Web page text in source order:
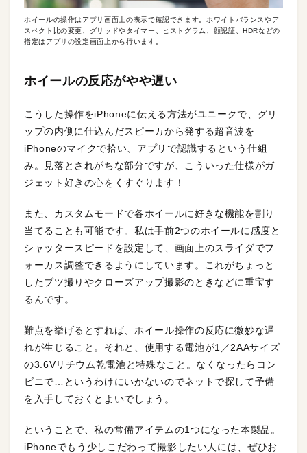
ホイールの操作はアプリ画面上の表示で確認できます。ホワイトバランスやア
スペクト比の変更、グリッドやタイマー、ヒストグラム、顔認証、HDRなどの
指定はアプリの設定画面上から行います。
ホイールの反応がやや遅い
こうした操作をiPhoneに伝える方法がユニークで、グリ
ップの内側に仕込んだスピーカから発する超音波を
iPhoneのマイクで拾い、アプリで認識するという仕組
み。見落とされがちな部分ですが、こういった仕様がガ
ジェット好きの心をくすぐります！
また、カスタムモードで各ホイールに好きな機能を割り
当てることも可能です。私は手前2つのホイールに感度と
シャッタースピードを設定して、画面上のスライダでフ
ォーカス調整できるようにしています。これがちょっと
したブツ撮りやクローズアップ撮影のときなどに重宝す
るんです。
難点を挙げるとすれば、ホイール操作の反応に微妙な遅
れが生じること。それと、使用する電池が1／2AAサイズ
の3.6Vリチウム乾電池と特殊なこと。なくなったらコン
ビニで…というわけにいかないのでネットで探して予備
を入手しておくとよいでしょう。
ということで、私の常備アイテムの1つになった本製品。
iPhoneでもう少しこだわって撮影したい人には、ぜひお